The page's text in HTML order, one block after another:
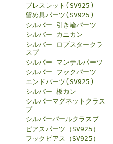
ブレスレット(SV925)
留め具パーツ(SV925)
シルバー 引き輪パーツ
シルバー カニカン
シルバー ロブスタークラ
スプ
シルバー マンテルパーツ
シルバー フックパーツ
エンドパーツ(SV925)
シルバー 板カン
シルバーマグネットクラス
プ
シルバーパールクラスプ
ピアスパーツ（SV925）
フックピアス（SV925）